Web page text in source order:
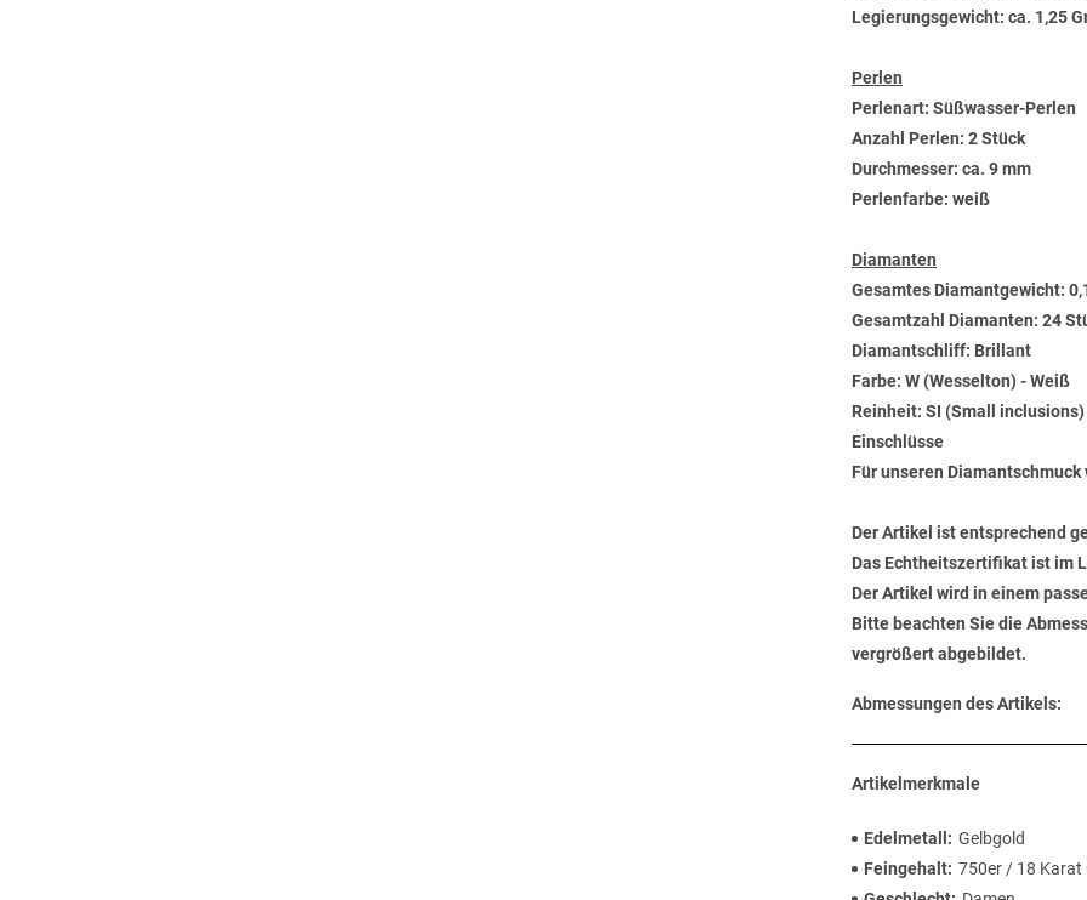
Legierungsgewicht: ca. 1,25
Perlen
Perlenart: Süßwasser-Perlen
Anzahl Perlen: 2 Stück
Durchmesser: ca. 9 mm
Perlenfarbe: weiß
Diamanten
Gesamtes Diamantgewicht:
Gesamtzahl Diamanten: 24
Diamantschliff: Brillant
Farbe: W (Wesselton) - Weiß
Reinheit: SI (Small
Einschlüsse
Für unseren
Der Artikel ist entsprechend
Das Echtheitszertifikat ist im
Der Artikel wird in einem
Bitte beachten Sie die
vergrößert abgebildet.
Abmessungen des Artikels:
Artikelmerkmale
Edelmetall
Gelbgold
Feingehalt 750er / 18 Karat